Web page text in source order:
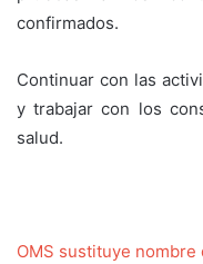
confirmados.
Continuar con las
y trabajar con los
salud.
OMS sustituye